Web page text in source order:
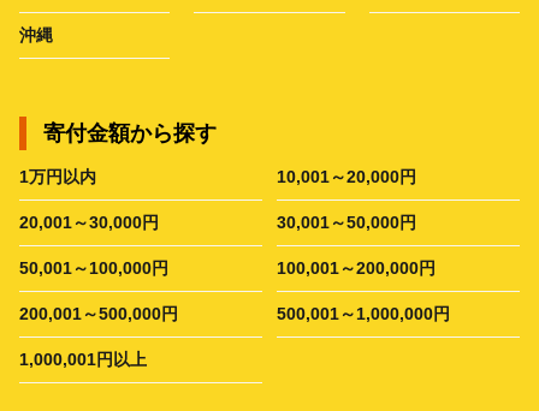
沖縄
寄付金額から探す
1万円以内 10,001～20,000円
20,001～30,000円 30,001～50,000円
50,001～100,000円 100,001～200,000円
200,001～500,000円 500,001～1,000,000円
1,000,001円以上